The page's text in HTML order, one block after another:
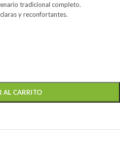
tradicional completo.
y reconfortantes.
AL CARRITO